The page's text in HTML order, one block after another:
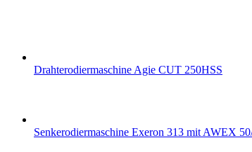
Drahterodiermaschine Agie CUT 250HSS
Senkerodiermaschine Exeron 313 mit AWEX